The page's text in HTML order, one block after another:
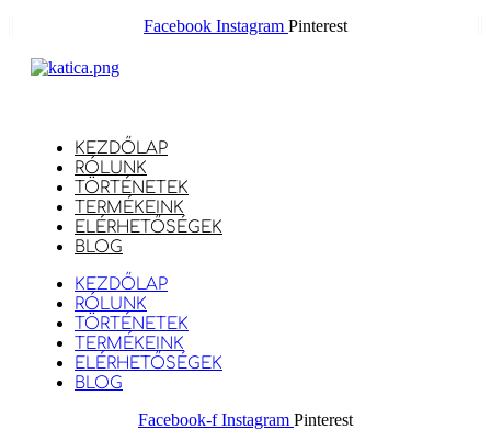
Facebook Instagram Pinterest
KEZDŐLAP
RÓLUNK
TÖRTÉNETEK
TERMÉKEINK
ELÉRHETŐSÉGEK
BLOG
KEZDŐLAP
RÓLUNK
TÖRTÉNETEK
TERMÉKEINK
ELÉRHETŐSÉGEK
BLOG
Facebook-f Instagram Pinterest